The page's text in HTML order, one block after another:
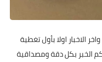
الاخبار اولا بأول تغطية
الخبر بكل دقة ومصداقية